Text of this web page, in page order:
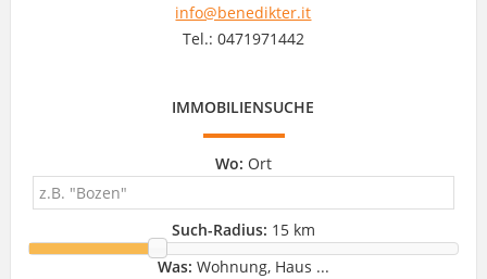
info@benedikter.it
Tel.: 0471971442
IMMOBILIENSUCHE
Wo: Ort
Such-Radius: 15 km
Was: Wohnung, Haus ...